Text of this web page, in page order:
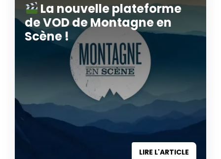
La nouvelle plateforme
de VOD de Montagne en
Scène !
LIRE L'ARTICLE